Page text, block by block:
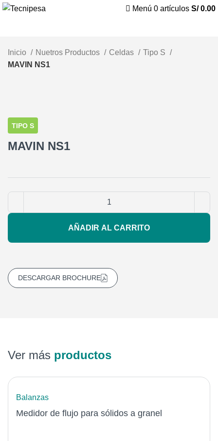
Menú 0 artículos S/0.00
Inicio Nuetros Productos Celdas
Tipo S
MAVIN NS1
TIPO S
MAVIN NS1
AÑADIR AL CARRITO
DESCARGAR BROCHURE
Ver más productos
Balanzas
Medidor de flujo para sólidos a granel